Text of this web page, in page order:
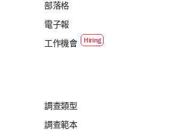
部落格
電子報
工作機會
調查類型
調查範本